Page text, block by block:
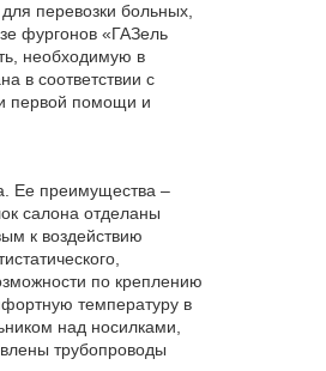
перевозки больных,
фургонов «ГАЗель
необходимую в
в соответствии с
первой помощи и
Ее преимущества –
салона отделаны
к воздействию
по креплению
температуру в
над носилками,
трубопроводы